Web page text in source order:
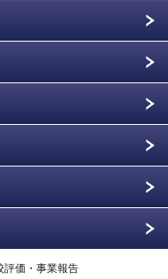
評価・事業報告